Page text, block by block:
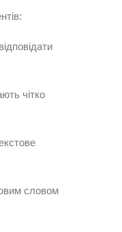
чітко
словом